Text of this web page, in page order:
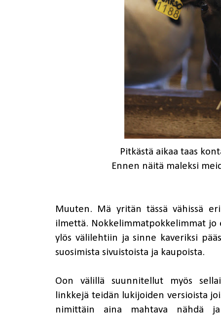
Pitkästä aikaa taas
Ennen näitä maleksi
Muuten. Mä yritän tässä vähissä
ilmettä. Nokkelimmatpokkelimmat
ylös välilehtiin ja sinne kaveriksi
suosimista sivuistoista ja kaupoista.
Oon välillä suunnitellut myös
linkkejä teidän lukijoiden versioista
nimittäin aina mahtava nähdä